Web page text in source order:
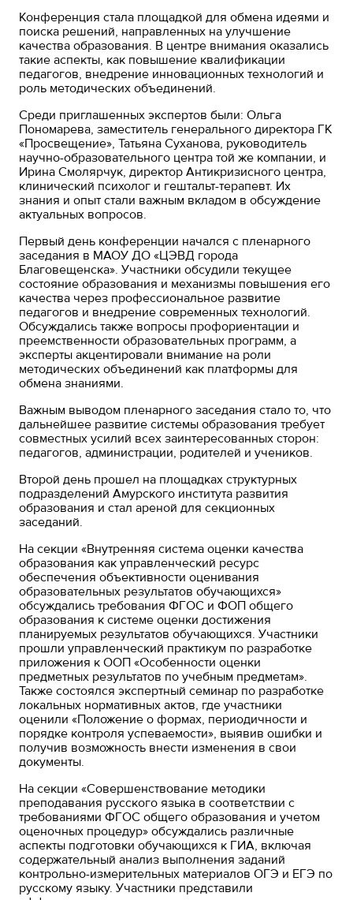
Конференция стала площадкой для обмена идеями и
поиска решений, направленных на улучшение
качества образования. В центре внимания оказались
такие аспекты, как повышение квалификации
педагогов, внедрение инновационных технологий и
роль методических объединений.
Среди приглашенных экспертов были: Ольга
Пономарева, заместитель генерального директора ГК
«Просвещение», Татьяна Суханова, руководитель
научно-образовательного центра той же компании, и
Ирина Смолярчук, директор Антикризисного центра,
клинический психолог и гештальт-терапевт. Их
знания и опыт стали важным вкладом в обсуждение
актуальных вопросов.
Первый день конференции начался с пленарного
заседания в МАОУ ДО «ЦЭВД города
Благовещенска». Участники обсудили текущее
состояние образования и механизмы повышения его
качества через профессиональное развитие
педагогов и внедрение современных технологий.
Обсуждались также вопросы профориентации и
преемственности образовательных программ, а
эксперты акцентировали внимание на роли
методических объединений как платформы для
обмена знаниями.
Важным выводом пленарного заседания стало то, что
дальнейшее развитие системы образования требует
совместных усилий всех заинтересованных сторон:
педагогов, администрации, родителей и учеников.
Второй день прошел на площадках структурных
подразделений Амурского института развития
образования и стал ареной для секционных
заседаний.
На секции «Внутренняя система оценки качества
образования как управленческий ресурс
обеспечения объективности оценивания
образовательных результатов обучающихся»
обсуждались требования ФГОС и ФОП общего
образования к системе оценки достижения
планируемых результатов обучающихся. Участники
прошли управленческий практикум по разработке
приложения к ООП «Особенности оценки
предметных результатов по учебным предметам».
Также состоялся экспертный семинар по разработке
локальных нормативных актов, где участники
оценили «Положение о формах, периодичности и
порядке контроля успеваемости», выявив ошибки и
получив возможность внести изменения в свои
документы.
На секции «Совершенствование методики
преподавания русского языка в соответствии с
требованиями ФГОС общего образования и учетом
оценочных процедур» обсуждались различные
аспекты подготовки обучающихся к ГИА, включая
содержательный анализ выполнения заданий
контрольно-измерительных материалов ОГЭ и ЕГЭ по
русскому языку. Участники представили